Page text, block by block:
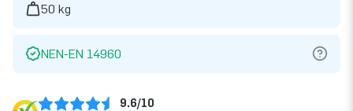
50 kg
NEN-EN 14960
9.6/10